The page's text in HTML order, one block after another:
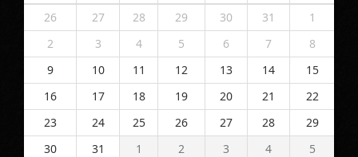
26
27 28 29 30 31
1
2
3 4 5 6 7
8
9
10 11 12 13 14
15
16
17 18 19 20 21
22
23
24 25 26 27 28
29
30
31 1 2 3 4 5